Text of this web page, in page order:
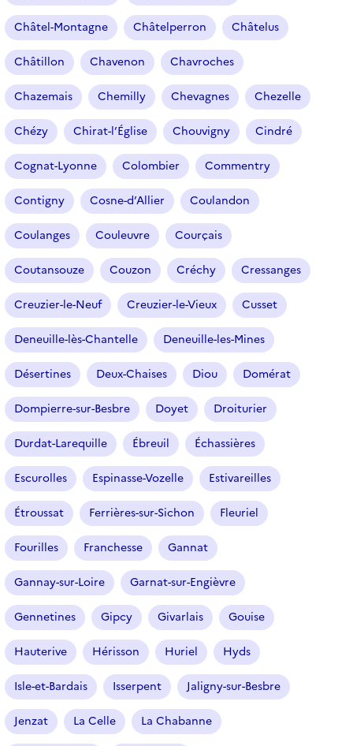
Châtel-Montagne Châtelperron Châtelus
Châtillon Chavenon Chavroches
Chazemais Chemilly Chevagnes Chezelle
Chézy Chirat-l’Église Chouvigny Cindré
Cognat-Lyonne Colombier Commentry
Contigny Cosne-d’Allier Coulandon
Coulanges Couleuvre Courçais
Coutansouze Couzon Créchy Cressanges
Creuzier-le-Neuf Creuzier-le-Vieux Cusset
Deneuille-lès-Chantelle Deneuille-les-Mines
Désertines Deux-Chaises Diou Domérat
Dompierre-sur-Besbre Doyet Droiturier
Durdat-Larequille Ébreuil Échassières
Escurolles Espinasse-Vozelle Estivareilles
Étroussat Ferrières-sur-Sichon Fleuriel
Fourilles Franchesse Gannat
Gannay-sur-Loire Garnat-sur-Engièvre
Gennetines Gipcy Givarlais Gouise
Hauterive Hérisson Huriel Hyds
Isle-et-Bardais Isserpent Jaligny-sur-Besbre
Jenzat La Celle La Chabanne